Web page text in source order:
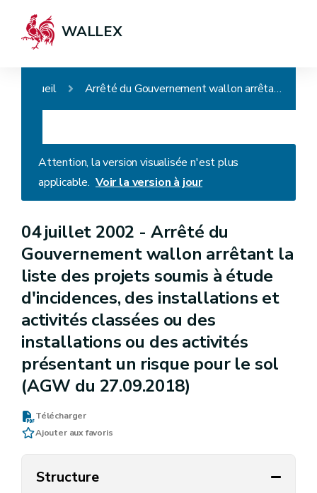
WALLEX
Accueil Arrêté du Gouvernement wallon arrêtant la liste des projets soumis à étude d'incidences, des installations et activités classées ou des installations ou des activités présentant un risque pour le sol (AGW du 27.09.2018)
Attention, la version visualisée n'est plus
applicable. Voir la version à jour
04 juillet 2002 - Arrêté du
Gouvernement wallon arrêtant la
liste des projets soumis à étude
d'incidences, des installations et
activités classées ou des
installations ou des activités
présentant un risque pour le sol
(AGW du 27.09.2018)
Télécharger
Ajouter aux favoris
Structure